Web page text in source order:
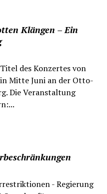
Klängen – Ein
des Konzertes von
Mitte Juni an der Otto-
Die Veranstaltung
- Regierung